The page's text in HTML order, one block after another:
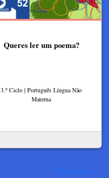
Queres ler um poema?
3.º Ciclo | Português Língua Não
Materna
Ver mais